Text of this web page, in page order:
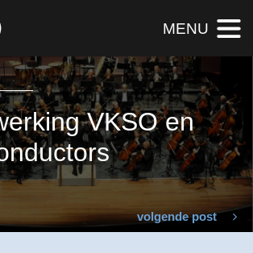
MENU
VKSO en
volgende post